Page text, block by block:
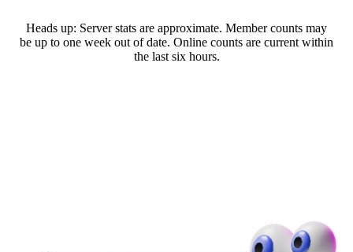
Heads up: Server stats are approximate. Member counts may
be up to one week out of date. Online counts are current within
the last six hours.